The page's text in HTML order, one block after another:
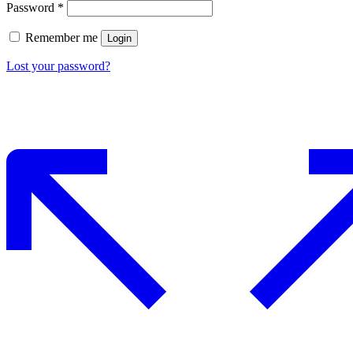
Password *
Remember me Login
Lost your password?